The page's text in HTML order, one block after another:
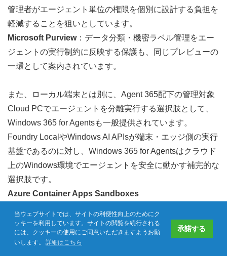
管理者がエージェント単位の権限を個別に設計する負担を
軽減することを狙いとしています。
Microsoft Purview：データ分類・機密ラベル管理をエー
ジェントの実行制約に反映する保護も、同じプレビューの
一環として案内されています。
また、ローカル端末とは別に、Agent 365配下の管理対象
Cloud PCでエージェントを分離実行する選択肢として、
Windows 365 for Agentsも一般提供されています。
Foundry LocalやWindows AI APIsが端末・エッジ側の実行
基盤であるのに対し、Windows 365 for Agentsはクラウド
上のWindows環境でエージェントを安全に動かす補完的な
選択肢です。
Azure Container Apps Sandboxes
Sandboxesが同時に発表されました。
よくある質問 お問い合わせ
当ウェブサイトでは、サイトの利便性向上のためにク
ッキーを利用しています。サイトの閲覧を続行される
には、クッキーの使用にご同意いただきますようお願
いします。
詳細はこちら
承諾する